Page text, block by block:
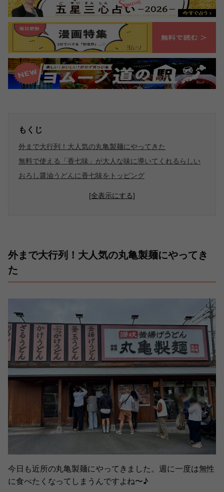
もくじ
外まで大行列！大人気の丸亀製麺にやってきた
無料で使える「香七味」が大人な味に導いてくれるらしい
おろし醤油うどんに香七味をトッピング
[全表示にする]
外まで大行列！大人気の丸亀製麺にやってき
た
今日も近所の丸亀製麺にやってきました。週に一度は無性
に食べたくなってしまうんですよね〜♪